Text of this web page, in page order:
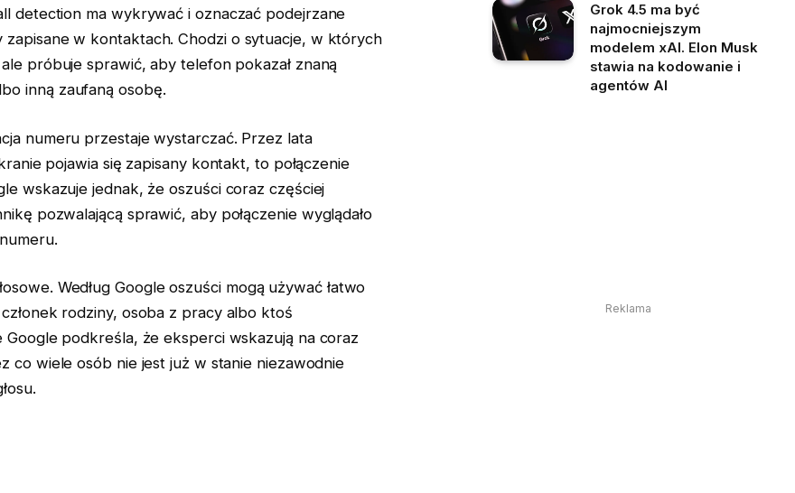
detection ma wykrywać i oznaczać podejrzane
zapisane w kontaktach. Chodzi o sytuacje, w których
próbuje sprawić, aby telefon pokazał znaną
inną zaufaną osobę.
numeru przestaje wystarczać. Przez lata
pojawia się zapisany kontakt, to połączenie
wskazuje jednak, że oszuści coraz częściej
pozwalającą sprawić, aby połączenie wyglądało
Według Google oszuści mogą używać łatwo
rodziny, osoba z pracy albo ktoś
podkreśla, że eksperci wskazują na coraz
co wiele osób nie jest już w stanie niezawodnie
Grok 4.5 ma być
najmocniejszym
modelem xAI. Elon Musk
stawia na kodowanie i
agentów AI
Reklama